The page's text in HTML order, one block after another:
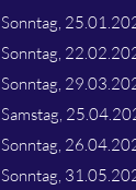
Sonntag,
Sonntag,
Sonntag,
Samstag,
Sonntag,
Sonntag,